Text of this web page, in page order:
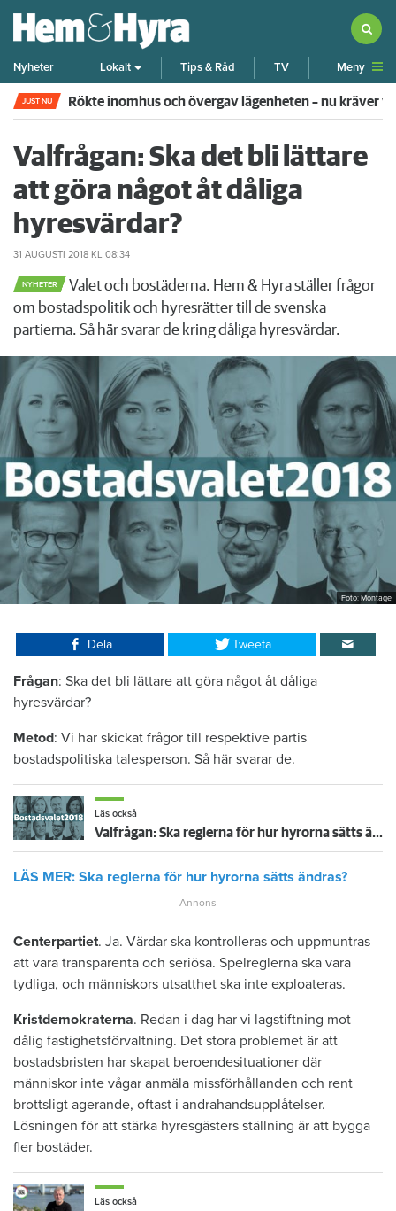
Nyheter Lokalt Tips & Råd TV Meny
JUST NU Rökte inomhus och övergav lägenheten – nu kräver
Valfrågan: Ska det bli lättare
att göra något åt dåliga
hyresvärdar?
31 AUGUSTI 2018 KL 08:34
NYHETER
Valet och bostäderna. Hem & Hyra ställer frågor
om bostadspolitik och hyresrätter till de svenska
partierna. Så här svarar de kring dåliga hyresvärdar.
Foto: Montage
Dela Tweeta
Frågan: Ska det bli lättare att göra något åt dåliga
hyresvärdar?
Metod: Vi har skickat frågor till respektive partis
bostadspolitiska talesperson. Så här svarar de.
Läs också
Valfrågan: Ska reglerna för hur hyrorna sätts ändras?
LÄS MER: Ska reglerna för hur hyrorna sätts ändras?
Centerpartiet. Ja. Värdar ska kontrolleras och uppmuntras
att vara transparenta och seriösa. Spelreglerna ska vara
tydliga, och människors utsatthet ska inte exploateras.
Kristdemokraterna. Redan i dag har vi lagstiftning mot
dålig fastighetsförvaltning. Det stora problemet är att
bostadsbristen har skapat beroendesituationer där
människor inte vågar anmäla missförhållanden och rent
brottsligt agerande, oftast i andrahandsupplåtelser.
Lösningen för att stärka hyresgästers ställning är att bygga
fler bostäder.
Läs också